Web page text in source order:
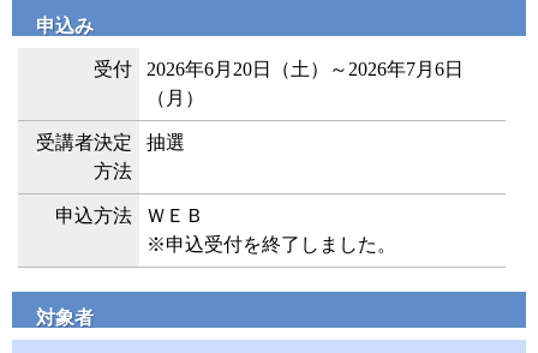
申込み
受付
2026年6月20日（土）～2026年7月6日
（月）
受講者決定
方法
抽選
申込方法
ＷＥＢ
※申込受付を終了しました。
対象者